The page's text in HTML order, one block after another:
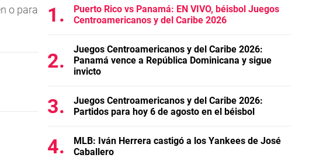
o para
Puerto Rico vs Panamá: EN VIVO, béisbol Juegos
Centroamericanos y del Caribe 2026
Juegos Centroamericanos y del Caribe 2026:
Panamá vence a República Dominicana y sigue
invicto
Juegos Centroamericanos y del Caribe 2026:
Partidos para hoy 6 de agosto en el béisbol
MLB: Iván Herrera castigó a los Yankees de José
Caballero